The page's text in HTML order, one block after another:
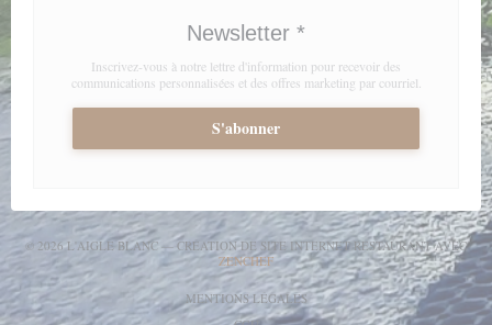
Newsletter *
Inscrivez-vous à notre lettre d'information pour recevoir des
communications personnalisées et des offres marketing par courriel.
S'abonner
© 2026 L'AIGLE BLANC — CRÉATION DE SITE INTERNET RESTAURANT AVEC
ZENCHEF((OUVRE UNE NOUVELLE FENÊTRE))
MENTIONS LÉGALES((OUVRE UNE NOUVELLE